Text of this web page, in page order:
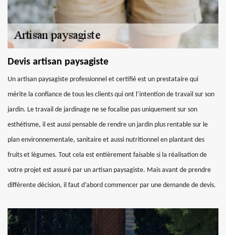
Devis artisan paysagiste
Un artisan paysagiste professionnel et certifié est un prestataire qui
mérite la confiance de tous les clients qui ont l’intention de travail sur son
jardin. Le travail de jardinage ne se focalise pas uniquement sur son
esthétisme, il est aussi pensable de rendre un jardin plus rentable sur le
plan environnementale, sanitaire et aussi nutritionnel en plantant des
fruits et légumes. Tout cela est entièrement faisable si la réalisation de
votre projet est assuré par un artisan paysagiste. Mais avant de prendre
différente décision, il faut d’abord commencer par une demande de devis.